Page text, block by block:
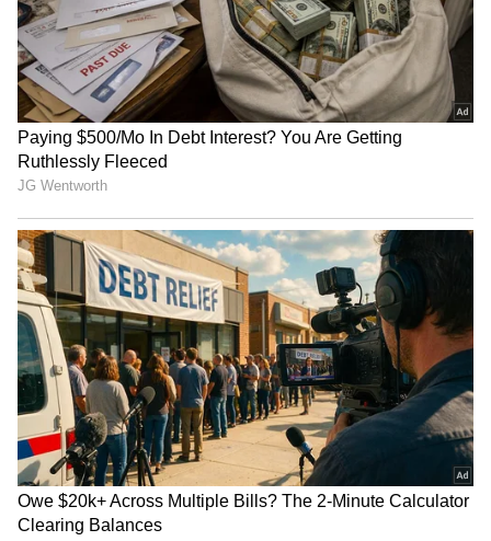
ನೋವು ತೋಡಿಕೊಂಡ ವಿಜಯಲಕ್ಷ್ಮಿ
ಇನ್‌ಸ್ಟಾಗ್ರಾಂ ಖಾತೆಯಲ್ಲಿ ವಿಜಯಲಕ್ಷ್ಮಿ ನೋವು
ತೋಡಿಕೊಂಡಿದ್ದಾರೆ. ಪತಿ ದರ್ಶನ್ ಬಿಡುಗಡೆ ಭಾಗ್ಯ ಸಿಗದೆ
ಮತ್ತೆ ಒಂದು ವರ್ಷ ಜೈಲಿನಲ್ಲಿ ಇರಬೇಕಾಗಿದೆ. ಇದು
ವಿಜಯಲಕ್ಷ್ಮಿ ಹೋರಾಟಕ್ಕೆ ತೀವ್ರ ಹಿನ್ನಡೆ ನೀಡಿದೆ. ಇದರಿಂದ
ಕುಗ್ಗಿರುವ ವಿಜಯಲಕ್ಷ್ಮಿ ಸೋಶಿಯಲ್ ಮೀಡಿಯಾ ಮೂಲಕ
ನೋವು ತೋಡಿಕೊಂಡಿದ್ದಾರೆ.